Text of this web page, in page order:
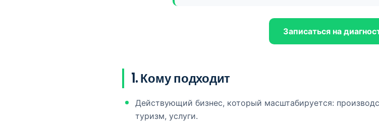
Записаться на
1. Кому подходит
Действующий бизнес, который масштабируется:
туризм, услуги.